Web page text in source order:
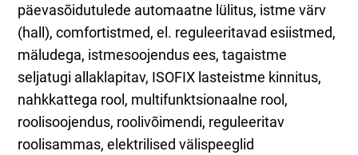
päevasõidutulede automaatne lülitus, istme värv
(hall), comfortistmed, el. reguleeritavad esiistmed,
mäludega, istmesoojendus ees, tagaistme
seljatugi allaklapitav, ISOFIX lasteistme kinnitus,
nahkkattega rool, multifunktsionaalne rool,
roolisoojendus, roolivõimendi, reguleeritav
roolisammas, elektrilised välispeeglid